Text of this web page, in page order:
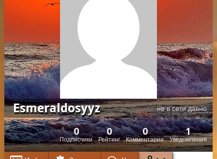
Esmeraldosyyz не в сети давно
Подписчики
0
Рейтинг
0
Комментарии
0
Уведомления
1